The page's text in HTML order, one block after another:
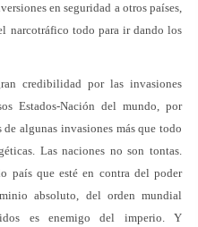
en seguridad a otros países,
narcotráfico todo para ir dando los
credibilidad por las invasiones
Estados-Nación del mundo, por
algunas invasiones más que todo
Las naciones no son tontas.
país que esté en contra del poder
absoluto, del orden mundial
es enemigo del imperio. Y